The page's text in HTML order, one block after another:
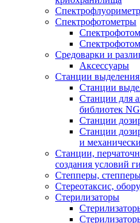
Спектрофотометры
Средоварки и
Аксессуары
Станции
Станции
Станции для
библиотек
Станции
Станции
и
Станции,
создания условий
Степперы,
Стереотаксис,
Стерилизаторы